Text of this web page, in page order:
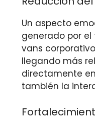
Un aspecto
generado por
vans
llegando más
directamente
también la